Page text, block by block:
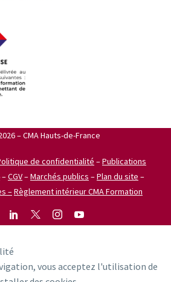
– CMA Hauts-de-France
de confidentialité –Publications
–CGV–Marchés publics –Plan du site –
–Règlement intérieur CMA Formation
vous acceptez l'utilisation de